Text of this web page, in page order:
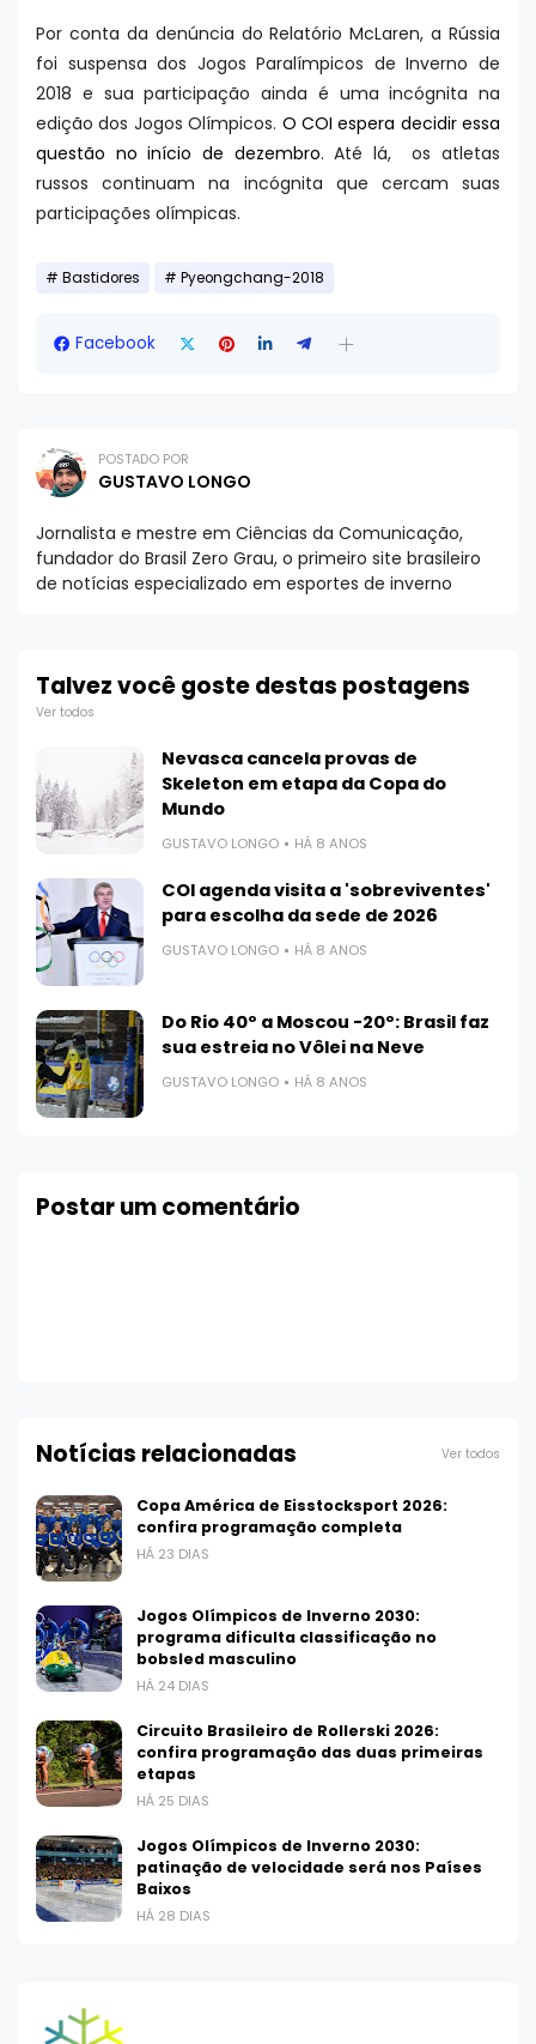
Por conta da denúncia do Relatório McLaren, a Rússia
foi suspensa dos Jogos Paralímpicos de Inverno de
2018 e sua participação ainda é uma incógnita na
edição dos Jogos Olímpicos. O COI espera decidir essa
questão no início de dezembro. Até lá, os atletas
russos continuam na incógnita que cercam suas
participações olímpicas.
Bastidores Pyeongchang-2018
Facebook
POSTADO POR
GUSTAVO LONGO
Jornalista e mestre em Ciências da Comunicação,
fundador do Brasil Zero Grau, o primeiro site brasileiro
de notícias especializado em esportes de inverno
Talvez você goste destas postagens
Ver todos
Nevasca cancela provas de
Skeleton em etapa da Copa do
Mundo
GUSTAVO LONGO HÁ 8 ANOS
COI agenda visita a 'sobreviventes'
para escolha da sede de 2026
GUSTAVO LONGO HÁ 8 ANOS
Do Rio 40º a Moscou -20º: Brasil faz
sua estreia no Vôlei na Neve
GUSTAVO LONGO HÁ 8 ANOS
Postar um comentário
Notícias relacionadas Ver todos
Copa América de Eisstocksport 2026:
confira programação completa
HÁ 23 DIAS
Jogos Olímpicos de Inverno 2030:
programa dificulta classificação no
bobsled masculino
HÁ 24 DIAS
Circuito Brasileiro de Rollerski 2026:
confira programação das duas primeiras
etapas
HÁ 25 DIAS
Jogos Olímpicos de Inverno 2030:
patinação de velocidade será nos Países
Baixos
HÁ 28 DIAS